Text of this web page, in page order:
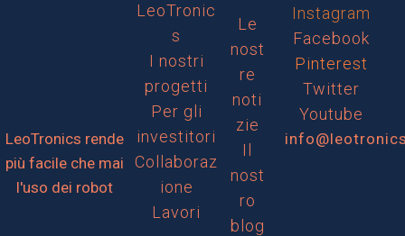
LeoTronics rende
più facile che mai
l'uso dei robot
LeoTronic
s
I nostri
progetti
Per gli
investitori
Collaboraz
ione
Lavori
Le
nost
re
noti
zie
Il
nost
ro
blog
Instagram
Facebook
Pinterest
Twitter
Youtube